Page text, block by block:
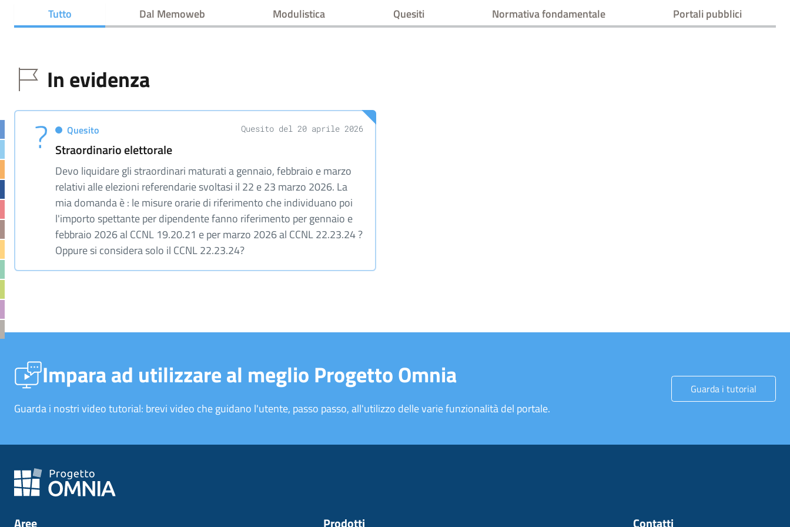
Tutto Dal Memoweb Modulistica Quesiti Normativa fondamentale Portali pubblici
In evidenza
Quesito Quesito del 20 aprile 2026
Straordinario elettorale
Devo liquidare gli straordinari maturati a gennaio, febbraio e marzo
relativi alle elezioni referendarie svoltasi il 22 e 23 marzo 2026. La
mia domanda è : le misure orarie di riferimento che individuano poi
l'importo spettante per dipendente fanno riferimento per gennaio e
febbraio 2026 al CCNL 19.20.21 e per marzo 2026 al CCNL 22.23.24 ?
Oppure si considera solo il CCNL 22.23.24?
Impara ad utilizzare al meglio Progetto Omnia
Guarda i nostri video tutorial: brevi video che guidano l'utente, passo passo, all'utilizzo delle varie funzionalità del portale.
Guarda i tutorial
Aree Prodotti Contatti